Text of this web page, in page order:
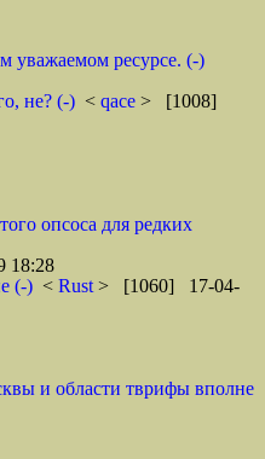
уважаемом ресурсе. (-)
не? (-) < qace > [1008]
опсоса для редких
18:28
(-) < Rust > [1060] 17-04-
и области тврифы вполне